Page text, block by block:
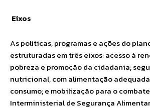
Eixos
As políticas, programas e ações do
estruturadas em três eixos: acesso à
pobreza e promoção da cidadania;
nutricional, com alimentação
consumo; e mobilização para o
Interministerial de Segurança